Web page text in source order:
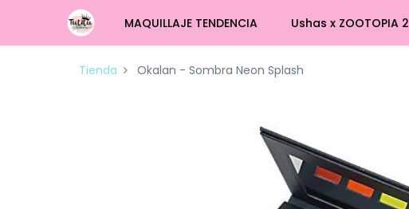
MAQUILLAJE TENDENCIA Ushas x ZOOTOPIA 2
Tienda Okalan - Sombra Neon Splash